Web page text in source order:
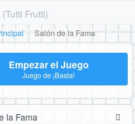
(Tutti Frutti)
Salón de la Fama
Empezar el Juego
Juego de ¡Basta!
la Fama